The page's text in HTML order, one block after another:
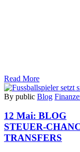
Read More
By public Blog
12 Mai: BLOG
STEUER-
TRANSFERS